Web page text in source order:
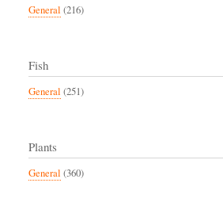
General (216)
Fish
General (251)
Plants
General (360)